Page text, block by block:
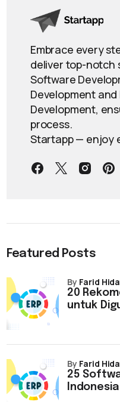
Embrace every
deliver top-notch
Software
Development and
Development,
process.
Startapp — enjoy
Featured Posts
20
untuk
by Farid
25
by Farid